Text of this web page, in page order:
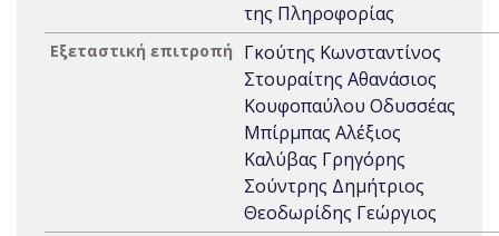
της Πληροφορίας
Εξεταστική επιτροπή
Γκούτης Κωνσταντίνος
Στουραίτης Αθανάσιος
Κουφοπαύλου Οδυσσέας
Μπίρμπας Αλέξιος
Καλύβας Γρηγόρης
Σούντρης Δημήτριος
Θεοδωρίδης Γεώργιος